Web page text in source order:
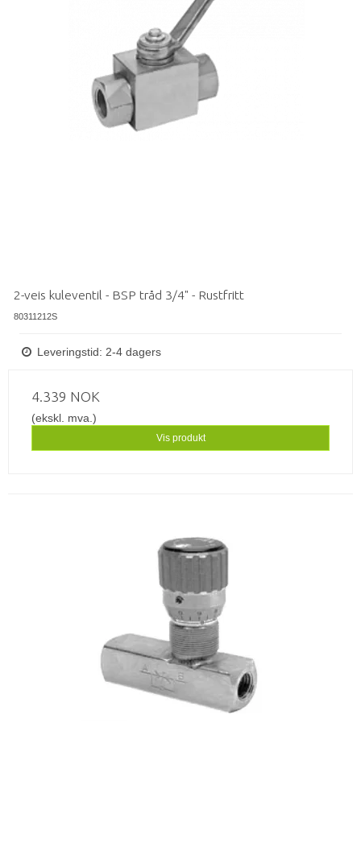
2-veis kuleventil - BSP tråd 3/4" - Rustfritt
80311212S
Leveringstid: 2-4 dagers
4.339 NOK
(ekskl. mva.)
Vis produkt